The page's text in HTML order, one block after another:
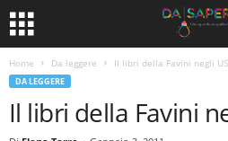
Home Da leggere Il libri della Favini negli
DA LEGGERE
Il libri della Favini